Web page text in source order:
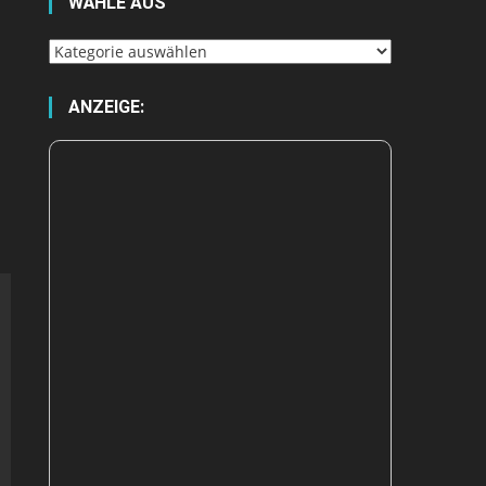
Wähle
ANZEIGE: